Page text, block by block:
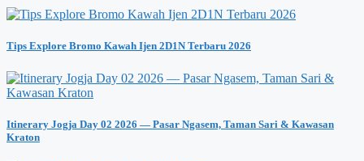
Tips Explore Bromo Kawah Ijen 2D1N Terbaru 2026
Itinerary Jogja Day 02 2026 — Pasar Ngasem, Taman Sari & Kawasan
Kraton